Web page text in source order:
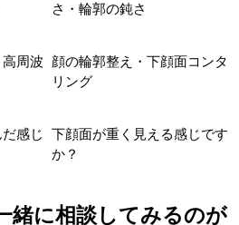
さ・輪郭の鈍さ
周波
顔の輪郭整え・下顔面コンタ
リング
感じ
下顔面が重く見える感じです
か？
緒に相談してみるのが